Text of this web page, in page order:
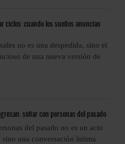
ciclos: cuando los sueños anuncian
no es una despedida, sino el
de una nueva versión de
soñar con personas del pasado
del pasado no es un acto
sino una conversación íntima